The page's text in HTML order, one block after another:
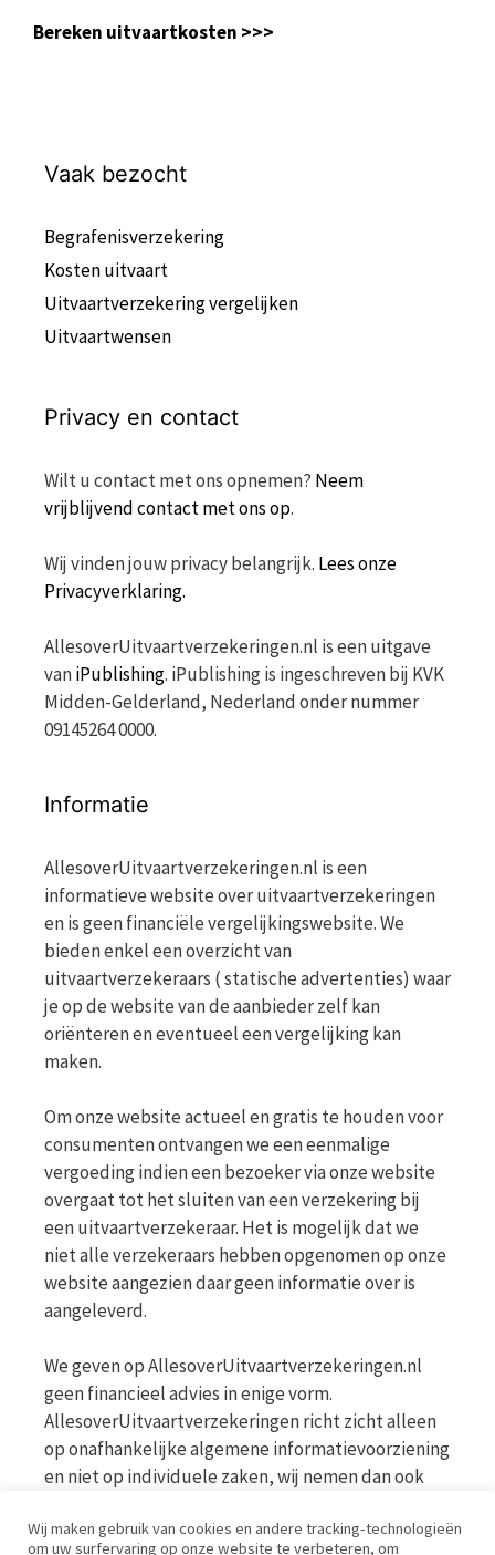
Bereken uitvaartkosten >>>
Vaak bezocht
Begrafenisverzekering
Kosten uitvaart
Uitvaartverzekering vergelijken
Uitvaartwensen
Privacy en contact
Wilt u contact met ons opnemen? Neem
vrijblijvend contact met ons op.
Wij vinden jouw privacy belangrijk. Lees onze
Privacyverklaring.
AllesoverUitvaartverzekeringen.nl is een uitgave
vaniPublishing. iPublishing is ingeschreven bij KVK
Midden-Gelderland, Nederland onder nummer
09145264 0000.
Informatie
AllesoverUitvaartverzekeringen.nl is een
informatieve website over uitvaartverzekeringen
en is geen financiële vergelijkingswebsite. We
bieden enkel een overzicht van
uitvaartverzekeraars ( statische advertenties) waar
je op de website van de aanbieder zelf kan
oriënteren en eventueel een vergelijking kan
maken.
Om onze website actueel en gratis te houden voor
consumenten ontvangen we een eenmalige
vergoeding indien een bezoeker via onze website
overgaat tot het sluiten van een verzekering bij
een uitvaartverzekeraar. Het is mogelijk dat we
niet alle verzekeraars hebben opgenomen op onze
website aangezien daar geen informatie over is
aangeleverd.
We geven op AllesoverUitvaartverzekeringen.nl
geen financieel advies in enige vorm.
AllesoverUitvaartverzekeringen richt zicht alleen
op onafhankelijke algemene informatievoorziening
en niet op individuele zaken, wij nemen dan ook
voor meer informatie op de website van de AFM
Wij maken gebruik van cookies en andere tracking-technologieën
om uw surfervaring op onze website te verbeteren, om